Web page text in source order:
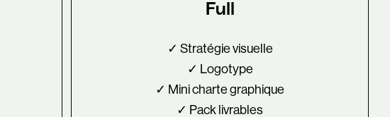
Full
✓ Stratégie visuelle
✓ Logotype
✓ Mini charte graphique
✓ Pack livrables